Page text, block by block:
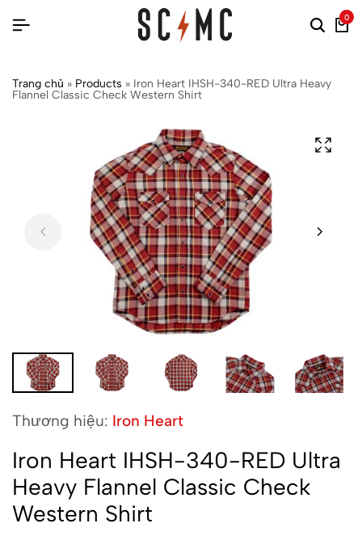
0
Trang chủ » Products » Iron Heart IHSH-340-RED Ultra Heavy
Flannel Classic Check Western Shirt
Thương hiệu: Iron Heart
Iron Heart IHSH-340-RED Ultra
Heavy Flannel Classic Check
Western Shirt